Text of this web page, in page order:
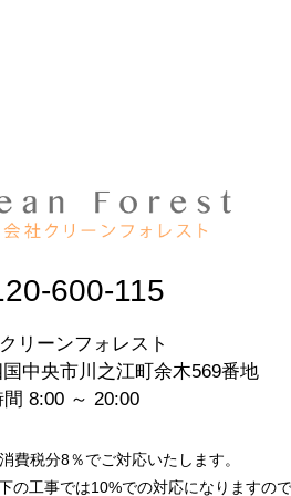
600-115
リーンフォレスト
中央市川之江町余木569番地
8:00 ～ 20:00
費税分8％でご対応いたします。
工事では10%での対応になりますので